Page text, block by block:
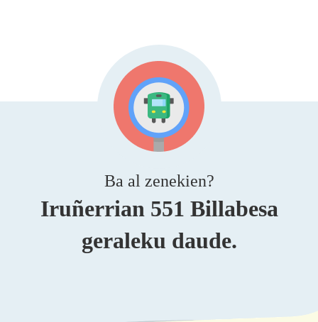
Ba al zenekien?
Iruñerrian 551 Billabesa
geraleku daude.